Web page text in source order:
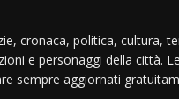
cronaca, politica, cultura,
e personaggi della città.
sempre aggiornati